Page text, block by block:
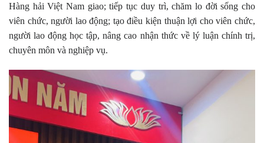
Hàng hải Việt Nam giao; tiếp tục duy trì, chăm lo đời sống cho
viên chức, người lao động; tạo điều kiện thuận lợi cho viên chức,
người lao động học tập, nâng cao nhận thức về lý luận chính trị,
chuyên môn và nghiệp vụ.